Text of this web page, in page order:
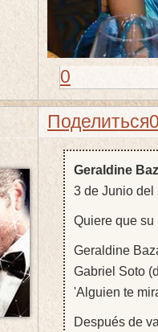
0
Поделиться
Geraldine
3 de Junio del
Quiere que su
Geraldine
Gabriel Soto
'Alguien te
Después de